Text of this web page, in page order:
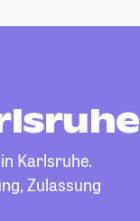
in Karlsruhe.
Zulassung